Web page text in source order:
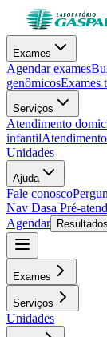
Exames
Agendar exames
genômicosExames
Serviços
Atendimento
infantil
Unidades
Ajuda
Fale conosco
Nav Dasa Pré-
Agendar
Resultados
Exames
Serviços
Unidades